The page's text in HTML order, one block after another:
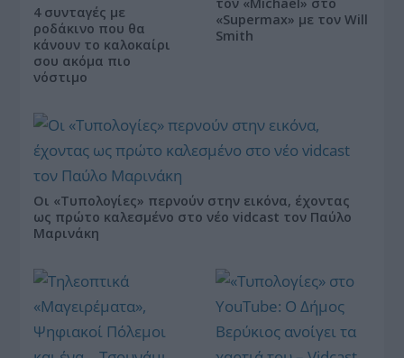
4 συνταγές με
ροδάκινο που θα
κάνουν το καλοκαίρι
σου ακόμα πιο
νόστιμο
«Supermax» με τον Will
Smith
Οι «Τυπολογίες» περνούν στην εικόνα, έχοντας
ως πρώτο καλεσμένο στο νέο vidcast τον Παύλο
Μαρινάκη